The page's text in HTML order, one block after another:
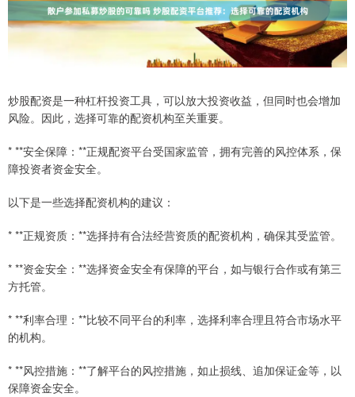
炒股配资是一种杠杆投资工具，可以放大投资收益，但同时也会增加
风险。因此，选择可靠的配资机构至关重要。
* **安全保障：**正规配资平台受国家监管，拥有完善的风控体系，保
障投资者资金安全。
以下是一些选择配资机构的建议：
* **正规资质：**选择持有合法经营资质的配资机构，确保其受监管。
* **资金安全：**选择资金安全有保障的平台，如与银行合作或有第三
方托管。
* **利率合理：**比较不同平台的利率，选择利率合理且符合市场水平
的机构。
* **风控措施：**了解平台的风控措施，如止损线、追加保证金等，以
保障资金安全。